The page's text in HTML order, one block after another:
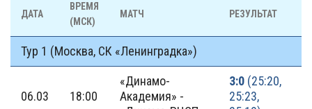
ДАТА
ВРЕМЯ
(МСК)
МАТЧ РЕЗУЛЬТАТ
Тур 1 (Москва, СК «Ленинградка»)
06.03 18:00
«Динамо-
Академия» -
3:0 (25:20,
25:23,